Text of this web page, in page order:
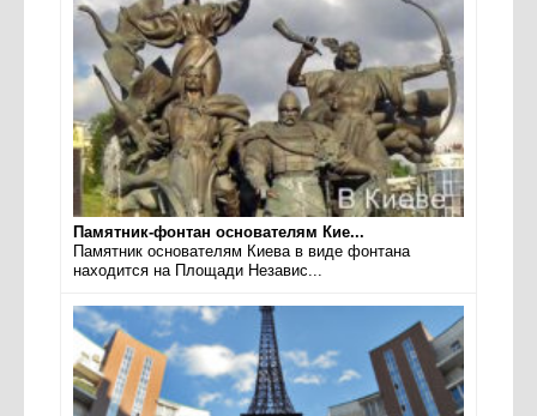
Памятник-фонтан основателям Кие...
Памятник основателям Киева в виде фонтана
находится на Площади Независ...